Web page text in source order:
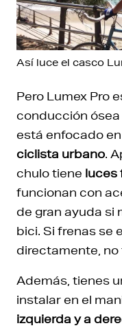
Así luce el casco
Pero Lumex Pro
conducción
está enfocado en
ciclista urbano.
chulo tiene luces
funcionan con
de gran ayuda si
bici. Si frenas se
directamente, no
Además, tienes
instalar en el
izquierda y a